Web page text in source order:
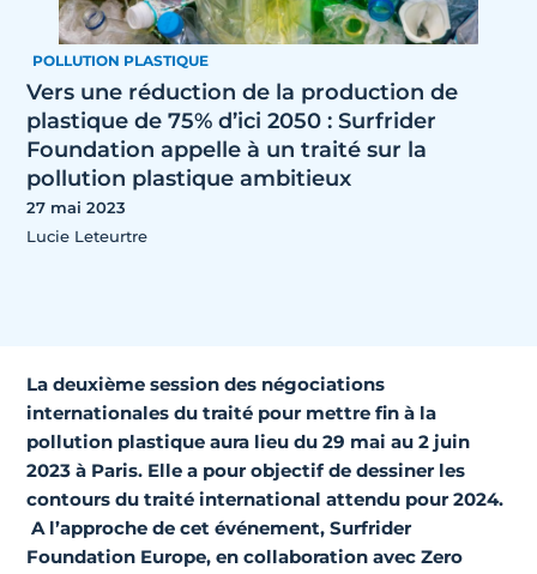
POLLUTION PLASTIQUE
Vers une réduction de la production de
plastique de 75% d’ici 2050 : Surfrider
Foundation appelle à un traité sur la
pollution plastique ambitieux
27 mai 2023
Lucie Leteurtre
La deuxième session des négociations
internationales du traité pour mettre fin à la
pollution plastique aura lieu du 29 mai au 2 juin
2023 à Paris. Elle a pour objectif de dessiner les
contours du traité international attendu pour 2024.
A l’approche de cet événement, Surfrider
Foundation Europe, en collaboration avec Zero